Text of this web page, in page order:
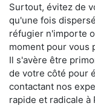
Surtout, évitez de
qu'une fois
réfugier n'importe
moment pour vous
Il s'avère être
de votre côté pour
contactant nos
rapide et radicale